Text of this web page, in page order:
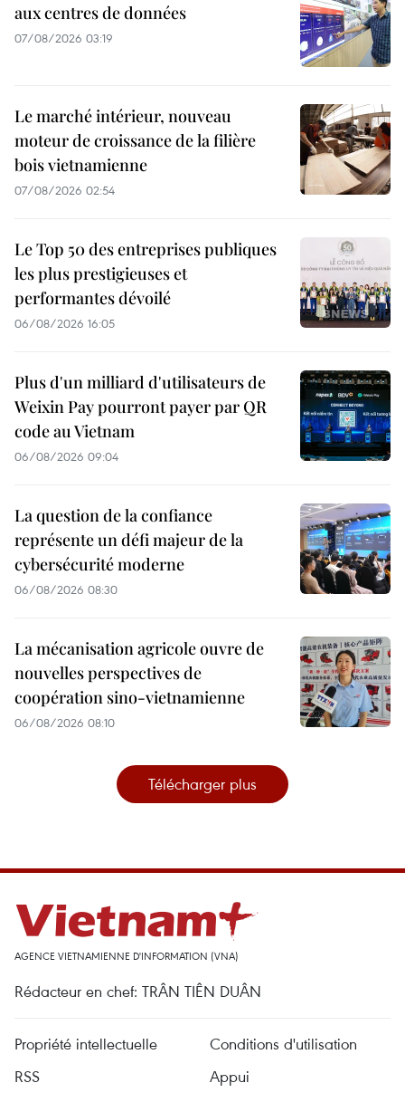
aux centres de données
07/08/2026 03:19
Le marché intérieur, nouveau
moteur de croissance de la filière
bois vietnamienne
07/08/2026 02:54
Le Top 50 des entreprises publiques
les plus prestigieuses et
performantes dévoilé
06/08/2026 16:05
Plus d'un milliard d'utilisateurs de
Weixin Pay pourront payer par QR
code au Vietnam
06/08/2026 09:04
La question de la confiance
représente un défi majeur de la
cybersécurité moderne
06/08/2026 08:30
La mécanisation agricole ouvre de
nouvelles perspectives de
coopération sino-vietnamienne
06/08/2026 08:10
Télécharger plus
AGENCE VIETNAMIENNE D'INFORMATION (VNA)
Rédacteur en chef: TRÂN TIÊN DUÂN
Propriété intellectuelle
Conditions d'utilisation
RSS
Appui